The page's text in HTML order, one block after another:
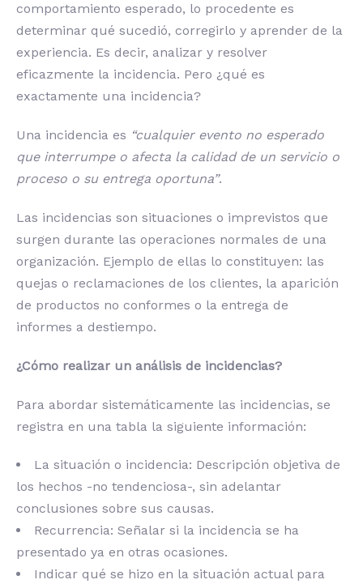
comportamiento esperado, lo procedente es
determinar qué sucedió, corregirlo y aprender de la
experiencia. Es decir, analizar y resolver
eficazmente la incidencia. Pero ¿qué es
exactamente una incidencia?
Una incidencia es “cualquier evento no esperado
que interrumpe o afecta la calidad de un servicio o
proceso o su entrega oportuna”.
Las incidencias son situaciones o imprevistos que
surgen durante las operaciones normales de una
organización. Ejemplo de ellas lo constituyen: las
quejas o reclamaciones de los clientes, la aparición
de productos no conformes o la entrega de
informes a destiempo.
¿Cómo realizar un análisis de incidencias?
Para abordar sistemáticamente las incidencias, se
registra en una tabla la siguiente información:
La situación o incidencia: Descripción objetiva de
los hechos -no tendenciosa-, sin adelantar
conclusiones sobre sus causas.
Recurrencia: Señalar si la incidencia se ha
presentado ya en otras ocasiones.
Indicar qué se hizo en la situación actual para